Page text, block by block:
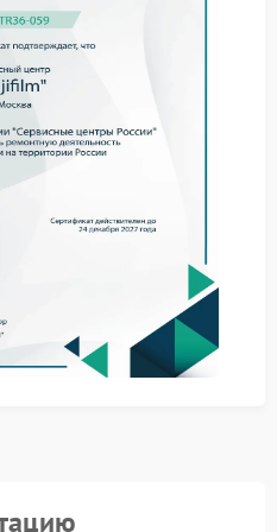
требуется
и настройка
использует
для оценки
модулей.
резкости
связано с
оптических элементов;
камеры.